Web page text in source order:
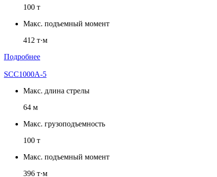
100 т
Макс. подъемный момент
412 т·м
Подробнее
SCC1000A-5
Макс. длина стрелы
64 м
Макс. грузоподъемность
100 т
Макс. подъемный момент
396 т·м